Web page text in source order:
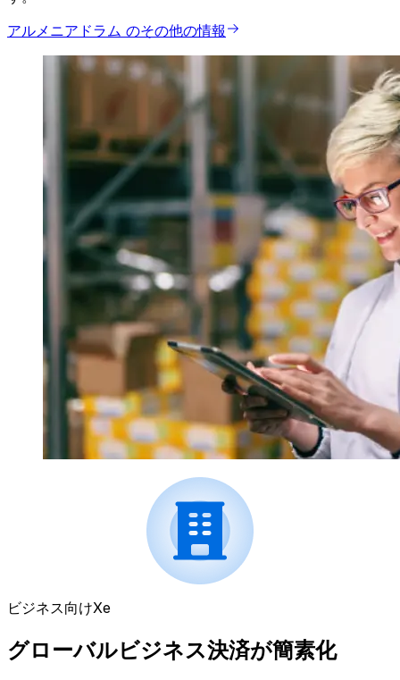
アルメニアドラム のその他の情報
ビジネス向けXe
グローバルビジネス決済が簡素化